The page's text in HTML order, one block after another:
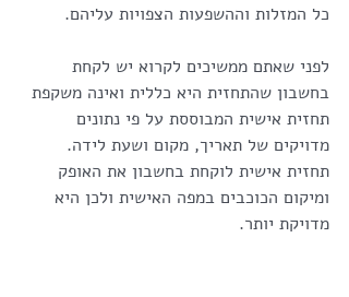
כל המזלות וההשפעות הצפויות עליהם.
לפני שאתם ממשיכים לקרוא יש לקחת
בחשבון שהתחזית היא כללית ואינה משקפת
תחזית אישית המבוססת על פי נתונים
מדויקים של תאריך, מקום ושעת לידה.
תחזית אישית לוקחת בחשבון את האופק
ומיקום הכוכבים במפה האישית ולכן היא
מדויקת יותר.